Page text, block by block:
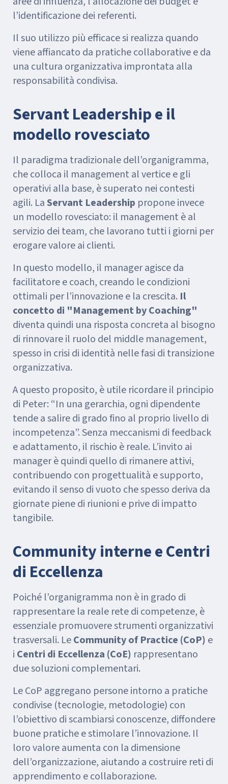
l’identificazione dei referenti.
Il suo utilizzo più efficace si realizza quando
viene affiancato da pratiche collaborative e da
una cultura organizzativa improntata alla
responsabilità condivisa.
Servant Leadership e il
modello rovesciato
Il paradigma tradizionale dell’organigramma,
che colloca il management al vertice e gli
operativi alla base, è superato nei contesti
agili. LaServant Leadership propone invece
un modello rovesciato: il management è al
servizio dei team, che lavorano tutti i giorni per
erogare valore ai clienti.
In questo modello, il manager agisce da
facilitatore e coach, creando le condizioni
ottimali per l’innovazione e la crescita. Il
concetto di "Management by Coaching"
diventa quindi una risposta concreta al bisogno
di rinnovare il ruolo del middle management,
spesso in crisi di identità nelle fasi di transizione
organizzativa.
A questo proposito, è utile ricordare il principio
di Peter: “In una gerarchia, ogni dipendente
tende a salire di grado fino al proprio livello di
incompetenza”. Senza meccanismi di feedback
e adattamento, il rischio è reale. L’invito ai
manager è quindi quello di rimanere attivi,
contribuendo con progettualità e supporto,
evitando il senso di vuoto che spesso deriva da
giornate piene di riunioni e prive di impatto
tangibile.
Community interne e Centri
di Eccellenza
Poiché l’organigramma non è in grado di
rappresentare la reale rete di competenze, è
essenziale promuovere strumenti organizzativi
trasversali. LeCommunity of Practice (CoP) e
i Centri di Eccellenza (CoE) rappresentano
due soluzioni complementari.
Le CoP aggregano persone intorno a pratiche
condivise (tecnologie, metodologie) con
l’obiettivo di scambiarsi conoscenze, diffondere
buone pratiche e stimolare l’innovazione. Il
loro valore aumenta con la dimensione
dell’organizzazione, aiutando a costruire reti di
apprendimento e collaborazione.